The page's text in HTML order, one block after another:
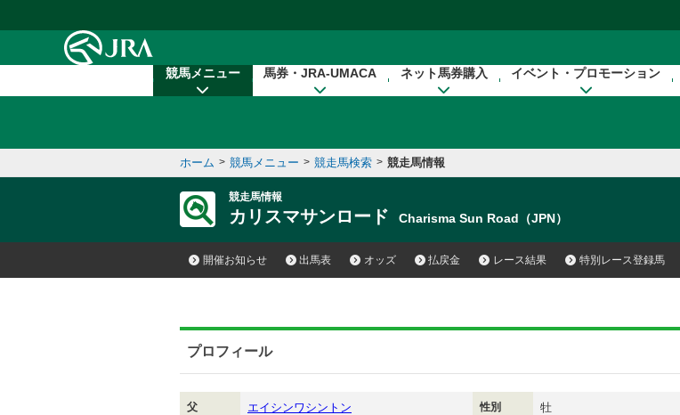
競馬メニュー 馬券・JRA-UMACA ネット馬券購入 イベント・プロモーション
ホーム > 競馬メニュー > 競走馬検索 > 競走馬情報
競走馬情報
カリスマサンロード Charisma Sun Road（JPN）
開催お知らせ 出馬表 オッズ 払戻金 レース結果 特別レース登録馬
プロフィール
父 エイシンワシントン 性別 牡